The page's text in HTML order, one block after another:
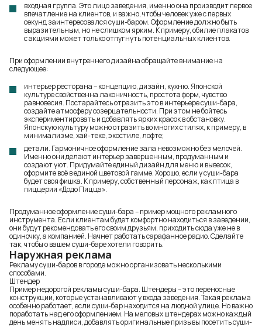
входная группа. Это лицо заведения, именно она производит первое
впечатление на клиентов, и важно, чтобы человек уже с первых
секунд заинтересовался суши-баром. Оформление должно быть
выразительным, но не слишком ярким. К примеру, обилие плакатов
с акциями может только отпугнуть потенциальных клиентов.
При оформлении внутреннего дизайна обращайте внимание на
следующее:
интерьер ресторана – концепцию, дизайн, кухню. Японской
культуре свойственна лаконичность, простота форм, чувство
равновесия. Постарайтесь отразить это в интерьере суши-бара,
создайте атмосферу созерцательности. При этом не бойтесь
экспериментировать и добавлять ярких красок в обстановку.
Японскую культуру можно отразить во многих стилях, к примеру, в
минимализме, хай-теке, экостиле, лофте;
детали. Гармоничное оформление зала невозможно без мелочей.
Именно они делают интерьер завершенным, продуманным и
создают уют. Придумайте единый дизайн для меню и вывесок,
оформите всё в единой цветовой гамме. Хорошо, если у суши-бара
будет своя фишка. К примеру, собственный персонаж, как птица в
пиццерии «Додо Пицца».
Продуманное оформление суши-бара – пример мощного рекламного
инструмента. Если клиентам будет комфортно находиться в заведении,
они будут рекомендовать его своим друзьям, приходить сюда уже не в
одиночку, а компанией. Начнет работать сарафанное радио. Сделайте
так, чтобы о вашем суши-баре хотели говорить.
Наружная реклама
Рекламу суши-баров в городе можно организовать несколькими
способами.
Штендер
Пример недорогой рекламы суши-бара. Штендеры – это переносные
конструкции, которые устанавливают у входа заведения. Такая реклама
особенно работает, если суши-бар находится на людной улице. Но важно
поработать над его оформлением. На меловых штендерах можно каждый
день менять надписи, добавлять оригинальные призывы посетить суши-